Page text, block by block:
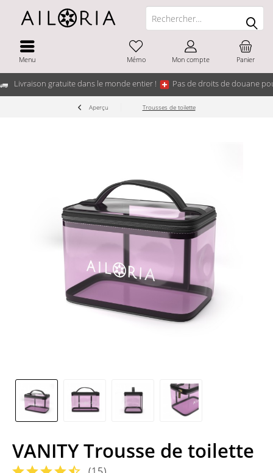
Livraison gratuite dans le monde entier ! Pas de droits de douane
Menu Panier
Mémo Mon compte
Aperçu Trousses de toilette
VANITY Trousse de toilette